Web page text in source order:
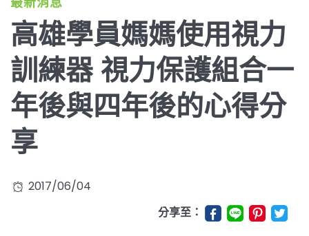
高雄學員媽媽使用視力
訓練器 視力保護組合一
年後與四年後的心得分
享
2017/06/04
分享至：